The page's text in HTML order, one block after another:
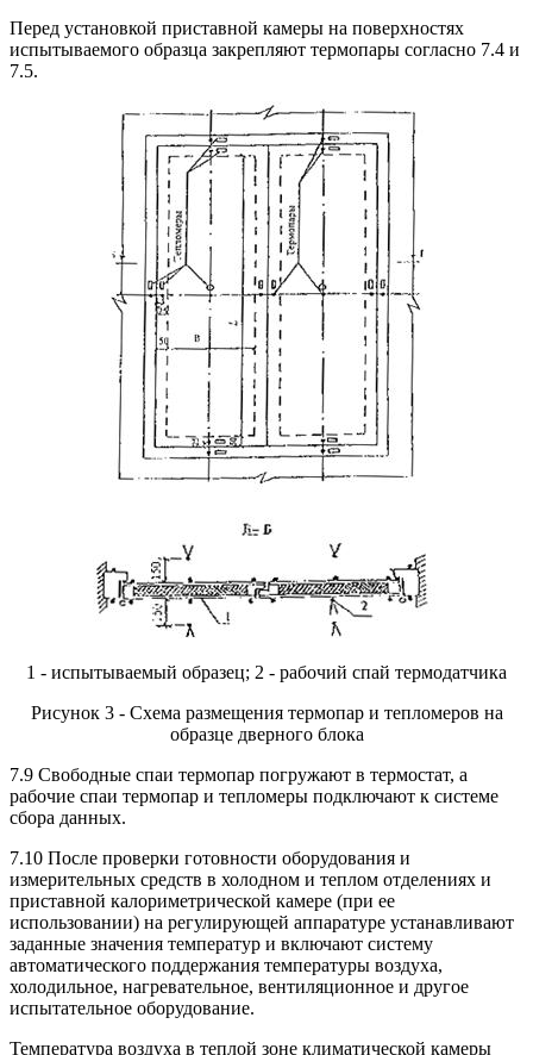
Перед установкой приставной камеры на поверхностях
испытываемого образца закрепляют термопары согласно 7.4 и
7.5.
1 - испытываемый образец; 2 - рабочий спай термодатчика
Рисунок 3 - Схема размещения термопар и тепломеров на
образце дверного блока
7.9 Свободные спаи термопар погружают в термостат, а
рабочие спаи термопар и тепломеры подключают к системе
сбора данных.
7.10 После проверки готовности оборудования и
измерительных средств в холодном и теплом отделениях и
приставной калориметрической камере (при ее
использовании) на регулирующей аппаратуре устанавливают
заданные значения температур и включают систему
автоматического поддержания температуры воздуха,
холодильное, нагревательное, вентиляционное и другое
испытательное оборудование.
Температура воздуха в теплой зоне климатической камеры